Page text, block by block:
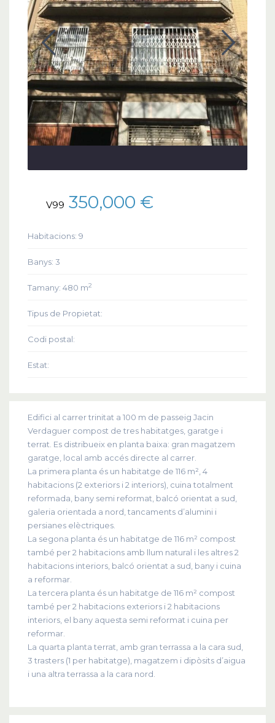
V99 350,000 €
Habitacions: 9
Banys: 3
Tamany: 480 m2
Tipus de Propietat:
Codi postal:
Estat:
Edifici al carrer trinitat a 100 m de passeig Jacin
Verdaguer compost de tres habitatges, garatge i
terrat. Es distribueix en planta baixa: gran magatzem
garatge, local amb accés directe al carrer.
La primera planta és un habitatge de 116 m², 4
habitacions (2 exteriors i 2 interiors), cuina totalment
reformada, bany semi reformat, balcó orientat a sud,
galeria orientada a nord, tancaments d’alumini i
persianes elèctriques.
La segona planta és un habitatge de 116 m² compost
també per 2 habitacions amb llum natural i les altres 2
habitacions interiors, balcó orientat a sud, bany i cuina
a reformar.
La tercera planta és un habitatge de 116 m² compost
també per 2 habitacions exteriors i 2 habitacions
interiors, el bany aquesta semi reformat i cuina per
reformar.
La quarta planta terrat, amb gran terrassa a la cara sud,
3 trasters (1 per habitatge), magatzem i dipòsits d’aigua
i una altra terrassa a la cara nord.